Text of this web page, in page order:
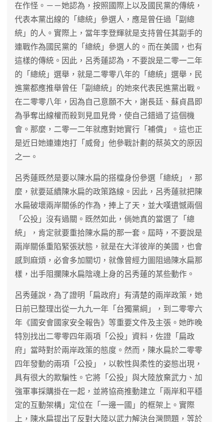
在作怪。－－她認為，按照國際上以及國民黨的傳統，
代表本黨出線的「總統」參選人，應是曾任過「副總
統」的人。實際上，當年李登輝就是支持曾任其副手的
連戰作為國民黨的「總統」參選人的。而在美國，也有
這樣的傳統。因此，呂秀蓮認為，不要說是二零一二年
的「總統」選舉，就是二零零八年的「總統」選舉，民
進黨都應推舉曾任「副總統」的她來代表民進黨出戰。
在二零零八年，因為自己意願不大，謝長廷、蘇貞昌即
為爭奪出線權而殺到見皿見骨，使自己錯過了這個機
會。那麼，二零一二年就應對她實行「補償」。這也正
是近日她連連炮打「威脅」他參戰計劃的蔡英文的原因
之一。
呂秀蓮既然是要以陳水扁的搭檔身份參選「總統」，那
麼，就要延續陳水扁的政策路線。因此，呂秀蓮就把陳
水扁破壞兩岸關係的作為，捧上了天，並大嘆遺憾兩個
「公投」沒有過關。既然如此，倘她真的當選了「總
統」，肯定就要重拾陳水扁的那一套。屆時，不要說是
兩岸關係重陷緊張狀態，就是在大洋彼岸的美國，也會
感到麻煩，必會多加關切，就像曾經力圖阻過陳水扁那
樣，出手阻攔陳水扁陰魂上身的呂秀蓮的某些動作。
呂秀蓮說，為了證明「扁政府」有清楚的兩岸政策，她
日前已整理出從一九九一年「台獨黨綱」，到二零零六
年《國安會國家安全報告》等重要文件及主張。她昨晚
特別找出二零零四年兩項「公投」資料，佐證「扁政
府」當時對於兩岸政策的態度。然而，陳水扁於二零零
四年發動的兩項「公投」，以軟性與柔性的姿態出現，
具有很大的欺騙性。它將「公投」與大陸放棄武力、加
強軍事採購掛在一起，並將協商推動建立「兩岸和平穩
定的互動架構」定位在「一邊一國」的框架上。實際
上，陳水扁提出了反對大陸以武力解決台灣問題，等於